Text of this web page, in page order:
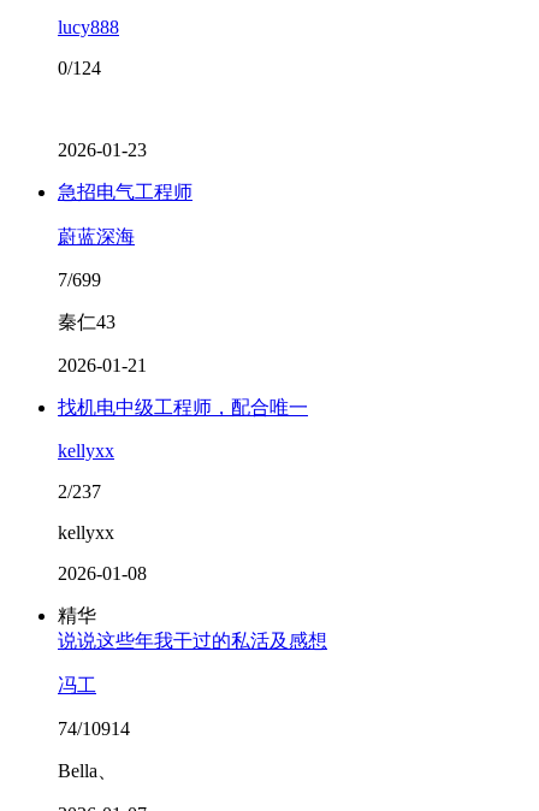
lucy888
0/124
2026-01-23
急招电气工程师
蔚蓝深海
7/699
秦仁43
2026-01-21
找机电中级工程师，配合唯一
kellyxx
2/237
kellyxx
2026-01-08
精华
说说这些年我干过的私活及感想
冯工
74/10914
Bella、